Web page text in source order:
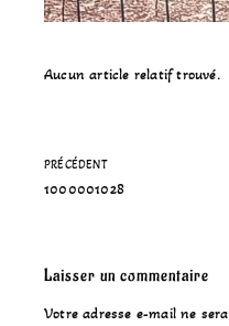
Aucun article relatif trouvé.
PRÉCÉDENT
1000001028
Laisser un commentaire
Votre adresse e-mail ne sera